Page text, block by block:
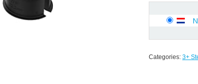
Categories: 3+